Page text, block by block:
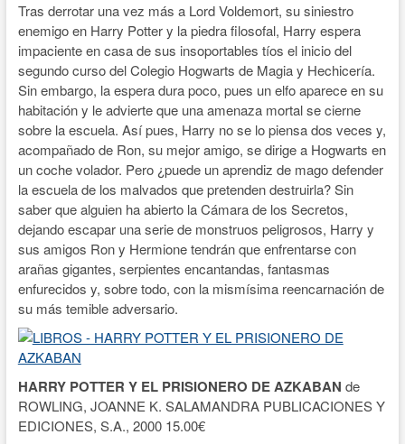
Tras derrotar una vez más a Lord Voldemort, su siniestro
enemigo en Harry Potter y la piedra filosofal, Harry espera
impaciente en casa de sus insoportables tíos el inicio del
segundo curso del Colegio Hogwarts de Magia y Hechicería.
Sin embargo, la espera dura poco, pues un elfo aparece en su
habitación y le advierte que una amenaza mortal se cierne
sobre la escuela. Así pues, Harry no se lo piensa dos veces y,
acompañado de Ron, su mejor amigo, se dirige a Hogwarts en
un coche volador. Pero ¿puede un aprendiz de mago defender
la escuela de los malvados que pretenden destruirla? Sin
saber que alguien ha abierto la Cámara de los Secretos,
dejando escapar una serie de monstruos peligrosos, Harry y
sus amigos Ron y Hermione tendrán que enfrentarse con
arañas gigantes, serpientes encantandas, fantasmas
enfurecidos y, sobre todo, con la mismísima reencarnación de
su más temible adversario.
HARRY POTTER Y EL PRISIONERO DE AZKABAN de
ROWLING, JOANNE K. SALAMANDRA PUBLICACIONES Y
EDICIONES, S.A., 2000 15.00€